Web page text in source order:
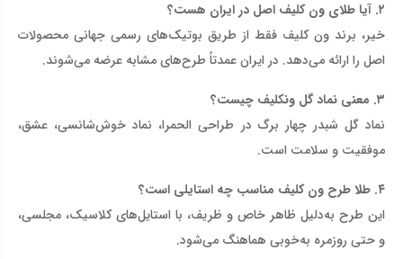
۲. آیا طلای ون کلیف اصل در ایران هست؟
خیر، برند ون کلیف فقط از طریق بوتیک‌های رسمی جهانی محصولات
اصل را ارائه می‌دهد. در ایران عمدتاً طرح‌های مشابه عرضه می‌شوند.
۳. معنی نماد گل ونکلیف چیست؟
نماد گل شبدر چهار برگ در طراحی الحمرا، نماد خوش‌شانسی، عشق،
موفقیت و سلامت است.
۴. طلا طرح ون کلیف مناسب چه استایلی است؟
این طرح به‌دلیل ظاهر خاص و ظریف، با استایل‌های کلاسیک، مجلسی،
و حتی روزمره به‌خوبی هماهنگ می‌شود.